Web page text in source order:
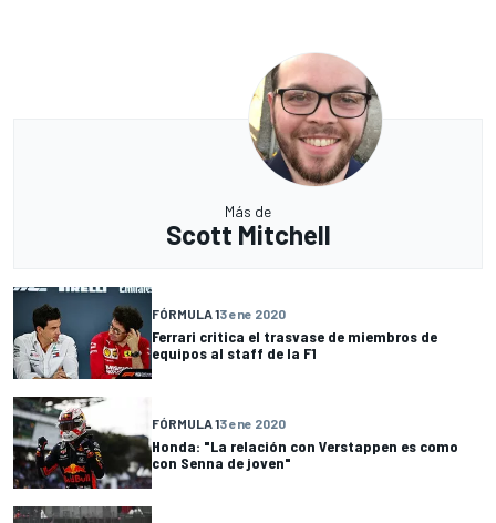
Más de
Scott Mitchell
FÓRMULA 13 ene 2020
Ferrari critica el trasvase de miembros de
equipos al staff de la F1
FÓRMULA 13 ene 2020
Honda: "La relación con Verstappen es como
con Senna de joven"